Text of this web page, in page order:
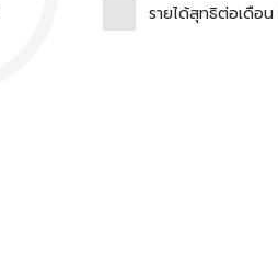
รายได้สุทธิต่อเดือน